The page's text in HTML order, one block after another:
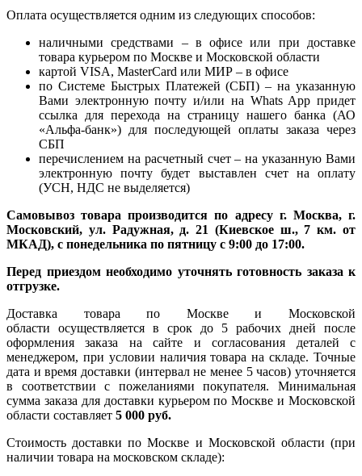
Оплата осуществляется одним из следующих способов:
наличными средствами – в офисе или при доставке
товара курьером по Москве и Московской области
картой VISA, MasterCard или МИР – в офисе
по Системе Быстрых Платежей (СБП) – на указанную
Вами электронную почту и/или на Whats App придет
ссылка для перехода на страницу нашего банка (АО
«Альфа-банк») для последующей оплаты заказа через
СБП
перечислением на расчетный счет – на указанную Вами
электронную почту будет выставлен счет на оплату
(УСН, НДС не выделяется)
Самовывоз товара производится по адресу г. Москва, г.
Московский, ул. Радужная, д. 21 (Киевское ш., 7 км. от
МКАД), с понедельника по пятницу с 9:00 до 17:00.
Перед приездом необходимо уточнять готовность заказа к
отгрузке.
Доставка товара по Москве и Московской
области осуществляется в срок до 5 рабочих дней после
оформления заказа на сайте и согласования деталей с
менеджером, при условии наличия товара на складе. Точные
дата и время доставки (интервал не менее 5 часов) уточняется
в соответствии с пожеланиями покупателя. Минимальная
сумма заказа для доставки курьером по Москве и Московской
области составляет 5 000 руб.
Стоимость доставки по Москве и Московской области (при
наличии товара на московском складе):